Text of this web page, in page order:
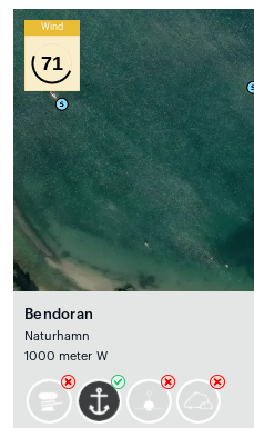
Wind
71
Bendoran
Naturhamn
1000 meter W